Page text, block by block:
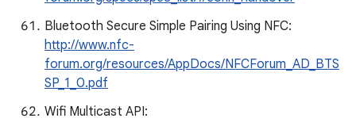
Bluetooth Secure Simple Pairing Using NFC:
http://www.nfc-
forum.org/resources/AppDocs/NFCForum_AD_BTS
SP_1_0.pdf
Wifi Multicast API: